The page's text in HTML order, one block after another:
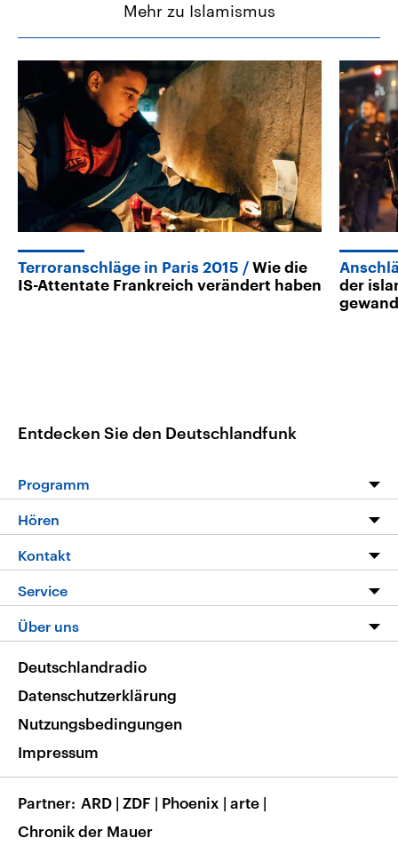
Mehr zu Islamismus
Terroranschläge in Paris 2015
Wie die
IS-Attentate Frankreich verändert haben
der
Entdecken Sie den Deutschlandfunk
Programm
Programm
Die Nachrichten
Nachrichtenleicht
Neue Beiträge auf dlf.de
Hören
Livestream
Podcasts
Deutschlandfunk App
Nachrichten App
Frequenzen
Kontakt
Hörerservice
Service
FAQ
Veranstaltungen
Musikliste
RSS
Über uns
Barrierefreiheit
Deutschlandradio
Datenschutzerklärung
Nutzungsbedingungen
Impressum
Partner ARD | ZDF | Phoenix | arte |
Chronik der Mauer